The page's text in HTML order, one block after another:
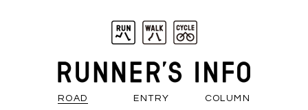
ROAD ENTRY
COLUMN